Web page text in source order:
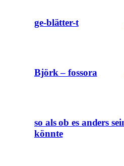
ge-blätter-t
Björk – fossora
so als ob es anders
könnte